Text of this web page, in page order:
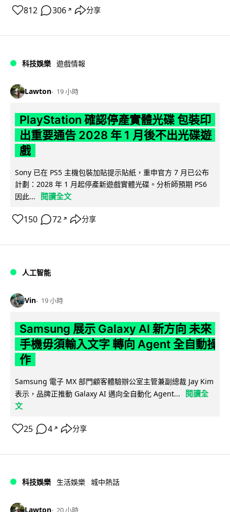
812 306 ↗ 分享
科技娛樂 遊戲情報
Lawton 19 小時
PlayStation 確認停產實體光碟 包裝印
出重要通告 2028 年 1 月後不出光碟遊
戲
Sony 已在 PS5 主機包裝加貼提示貼紙，重申官方 7 月已公布
計劃：2028 年 1 月起停產新遊戲實體光碟。分析師預期 PS6
因此...
閱讀全文
150 72 ↗ 分享
人工智能
Vin 19 小時
Samsung 展示 Galaxy AI 新方向 未來
手機毋須輸入文字 轉向 Agent 全自動操
作
Samsung 電子 MX 部門顧客體驗辦公室主管兼副總裁 Jay Kim
表示，品牌正推動 Galaxy AI 邁向全自動化 Agent...
閱讀全
文
25 4 ↗ 分享
科技娛樂 生活娛樂 城中熱話
Lawton 20 小時